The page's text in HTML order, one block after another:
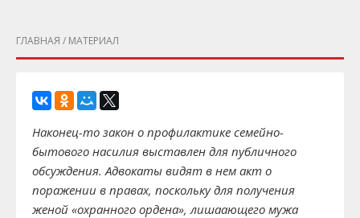
ГЛАВНАЯ / МАТЕРИАЛ
Наконец-то закон о профилактике семейно-
бытового насилия выставлен для публичного
обсуждения. Адвокаты видят в нем акт о
поражении в правах, поскольку для получения
женой «охранного ордена», лишаающего мужа